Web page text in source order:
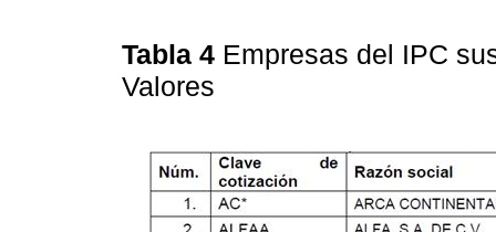
Tabla 4 Empresas del IPC
Valores